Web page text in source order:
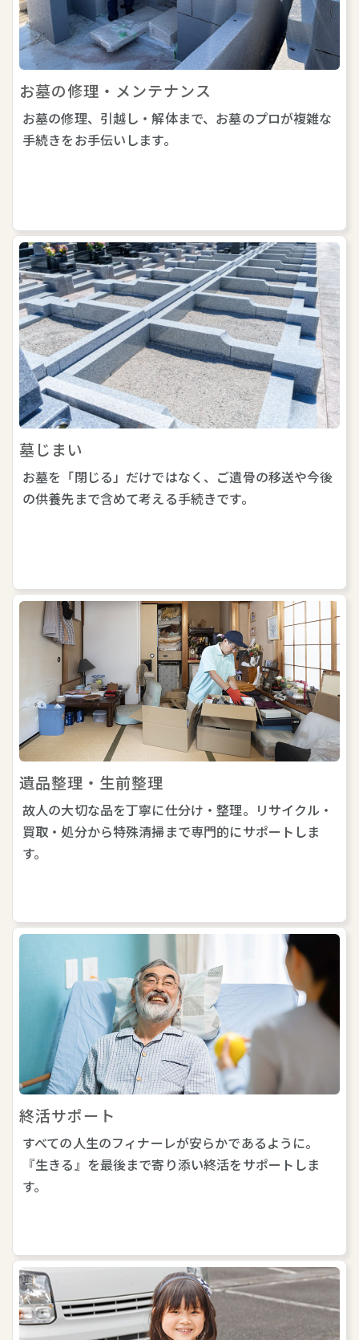
お墓の修理・メンテナンス
お墓の修理、引越し・解体まで、お墓のプロが複雑な
手続きをお手伝いします。
墓じまい
お墓を「閉じる」だけではなく、ご遺骨の移送や今後
の供養先まで含めて考える手続きです。
遺品整理・生前整理
故人の大切な品を丁寧に仕分け・整理。リサイクル・
買取・処分から特殊清掃まで専門的にサポートしま
す。
終活サポート
すべての人生のフィナーレが安らかであるように。
『生きる』を最後まで寄り添い終活をサポートしま
す。